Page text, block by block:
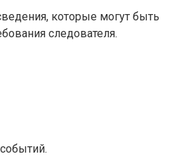
которые могут быть
следователя.